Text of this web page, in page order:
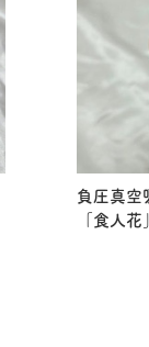
負圧真空
「食人